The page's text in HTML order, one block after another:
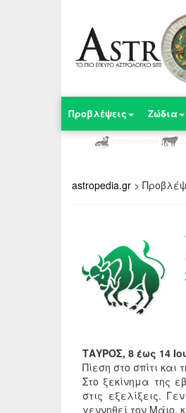
Προβλέψεις Ζώδια
astropedia.gr >
ΤΑΥΡΟΣ, 8 έως 14
Πίεση στο σπίτι και
Στο ξεκίνημα της
στις εξελίξεις.
γεννηθεί τον Μάιο,